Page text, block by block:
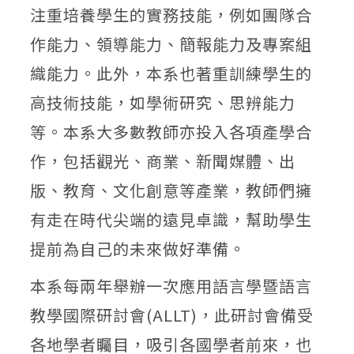
注重培養學生的實務技能，例如團隊合
作能力、領導能力、簡報能力及專案組
織能力。此外，本系也著重訓練學生的
高技術技能，如學術研究、思辨能力
等。本系大多數教師亦投入各項產學合
作，包括觀光、商業、新聞媒體、出
版、教育、文化創意等產業，教師們擁
有走在時代尖端的遠見卓識，幫助學生
提前為自己的未來做好準備。
本系每兩年舉辦一次應用語言學暨語言
教學國際研討會(ALLT)，此研討會備受
各地學者矚目，吸引各國學者前來，也